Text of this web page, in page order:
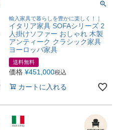
輸入家具で暮らしを豊かに楽しく！｜
イタリア家具 SOFAシリーズ 2
人掛けソファー おしゃれ 木製
アンティーク クラシック家具
ヨーロッパ家具
送料無料
価格 ¥451,000税込
カートに入れる